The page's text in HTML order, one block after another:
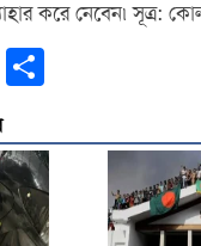
করে নেবেন৷ সূত্র:
Email